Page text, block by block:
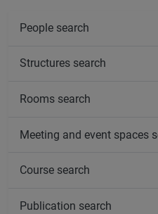
People search
Structures search
Rooms search
Meeting and event spaces
Course search
Publication search